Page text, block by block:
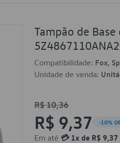
Tampão de
5Z4867110ANA2
Compatibilidade: Fox,
Unidade de venda:
R$ 10,36
R$ 9,37 -10%
Em até 💳 1x de R$ 9,37